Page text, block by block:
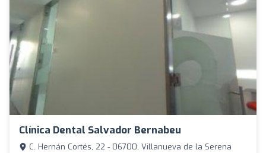
Clínica Dental Salvador Bernabeu
C. Hernán Cortés, 22 - 06700, Villanueva de la Serena